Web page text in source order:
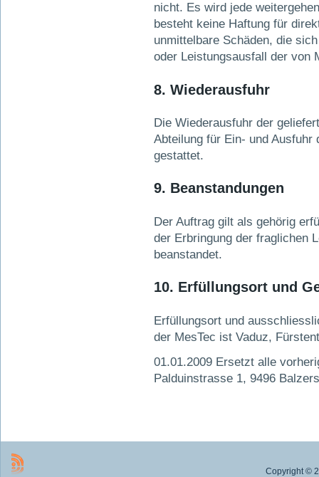
nicht. Es wird jede
besteht keine Haftung für
unmittelbare Schäden, die
oder Leistungsausfall der von
8. Wiederausfuhr
Die Wiederausfuhr der
Abteilung für Ein- und
gestattet.
9. Beanstandungen
Der Auftrag gilt als gehörig
der Erbringung der fraglichen
beanstandet.
10. Erfüllungsort und
Erfüllungsort und
der MesTec ist Vaduz,
01.01.2009 Ersetzt alle
Palduinstrasse 1, 9496 Balzers
Copyright ©